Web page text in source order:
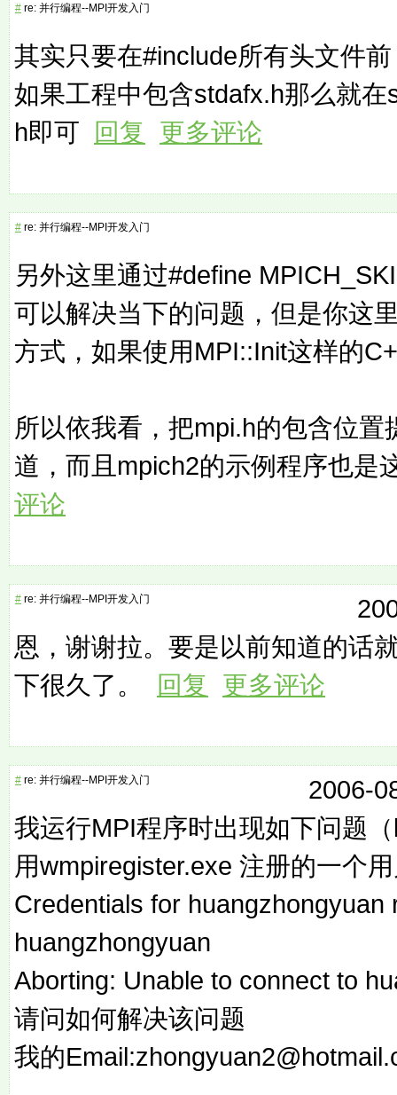
# re: 并行编程--MPI开发入门
其实只要在#include所有头文件
如果工程中包含stdafx.h那么就
h即可 回复 更多评论
# re: 并行编程--MPI开发入门
另外这里通过#define
可以解决当下的问题，但是你这
方式，如果使用MPI::Init这样的
所以依我看，把mpi.h的包含位置
道，而且mpich2的示例程序也
评论
# re: 并行编程--MPI开发入门
恩，谢谢拉。要是以前知道的话
下很久了。 回复 更多评论
# re: 并行编程--MPI开发入门
2006-
我运行MPI程序时出现如下问题
用wmpiregister.exe 注册的一个
Credentials for huangzhongyuan
huangzhongyuan
Aborting: Unable to connect to
请问如何解决该问题
我的